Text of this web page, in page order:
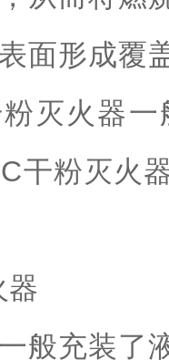
面形成覆
灭火器一
干粉灭火
器
般充装了